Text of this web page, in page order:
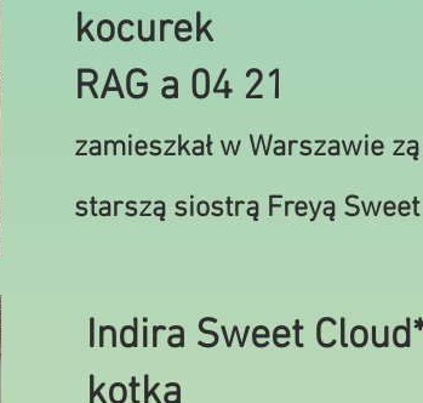
kocurek
RAG a 04 21
zamieszkał w Warszawie
starszą siostrą Freyą
Indira Sweet